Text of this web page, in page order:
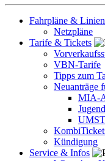
Fahrpläne & Linien
Netzpläne
Tarife & Tickets
VBN-Tarife
Tipps zum
Neuanträge
MIA-
Kündigung
Service & Infos